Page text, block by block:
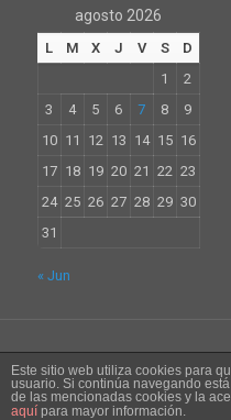
agosto 2026
L M X J V S
D
1
2
3
4 5 6 7 8
9
10 11 12 13 14 15 16
17 18 19 20 21 22 23
24 25 26 27 28 29 30
31
« Jun
© 2016 Baibizkaia | C/Mayor
Política de privacidad y
Este sitio web utiliza cookies para
usuario. Si continúa navegando
de las mencionadas cookies y la
aquí para mayor información.